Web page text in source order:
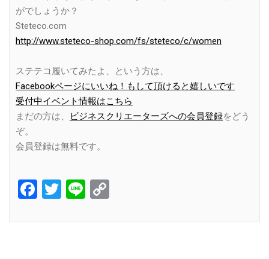
がでしょうか？
Steteco.com
http://www.steteco-shop.com/fs/steteco/c/women
ステテコ履いてみたよ、という方は、
Facebookページにいいね！もして頂けると嬉しいです
受付中イベント情報はこちら
まだの方は、
ビジネスクリエーターズへの会員登録をどう
ぞ。
会員登録は無料です。
Facebook
Twitter
Line